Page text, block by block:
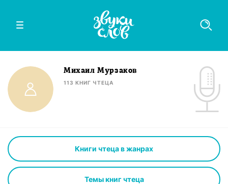
Михаил Мурзаков
113 КНИГ ЧТЕЦА
Книги чтеца в жанрах
Темы книг чтеца